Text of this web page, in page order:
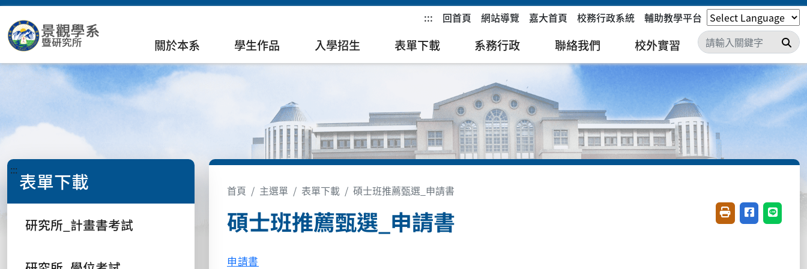
::: 回首頁 網站導覽 嘉大首頁 校務行政系統 輔助教學平台
關於本系 學生作品 入學招生 表單下載 系務行政 聯絡我們 校外實習 搜
::: 表單下載
研究所_計畫書考試
首頁 主選單 表單下載 碩士班推薦甄選_申請書
碩士班推薦甄選_申請書 友善列印(開新視窗)
分享至臉書(
分享至
申請書